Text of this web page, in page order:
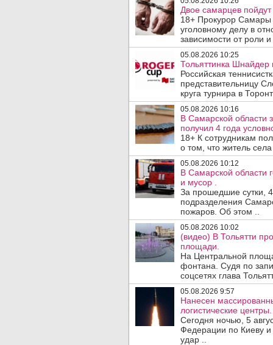
Двое самарцев пойдут
18+ Прокурор Самары
уголовному делу в
зависимости от роли
05.08.2026 10:25
Тольяттинка Шнайдер
Российская
представительницу
круга турнира в
05.08.2026 10:16
В Самарской области
получил 4 года
18+ К сотрудникам
о том, что житель
05.08.2026 10:12
В Самарской области
и мусор .
За прошедшие сутки,
подразделения
пожаров. Об этом ..
05.08.2026 10:02
(видео) В Тольятти
площади.
На Центральной
фонтана. Судя по
соцсетях глава
05.08.2026 9:57
Нанесен
логистические центры.
Сегодня ночью, 5
Федерации по Киеву и
удар ..